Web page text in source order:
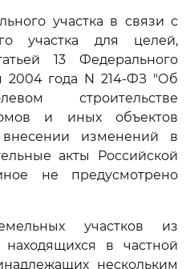
участка в связи с
участка для целей,
13 Федерального
2004 года N 214-ФЗ "Об
строительстве
и иных объектов
изменений в
акты Российской
не предусмотрено
участков из
находящихся в частной
нескольким